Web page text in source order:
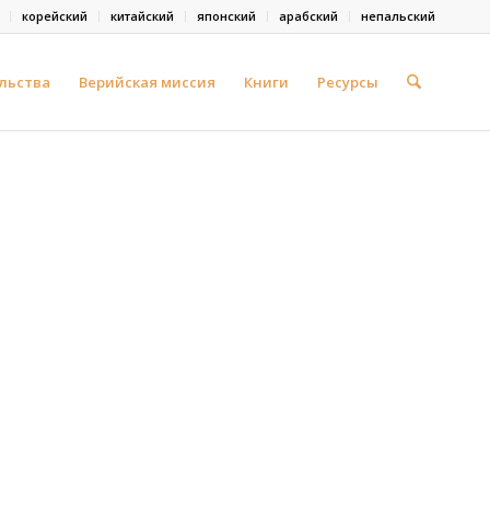
корейский китайский японский арабский непальский
Верийская миссия Книги Ресурсы